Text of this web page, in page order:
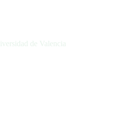
de Valencia